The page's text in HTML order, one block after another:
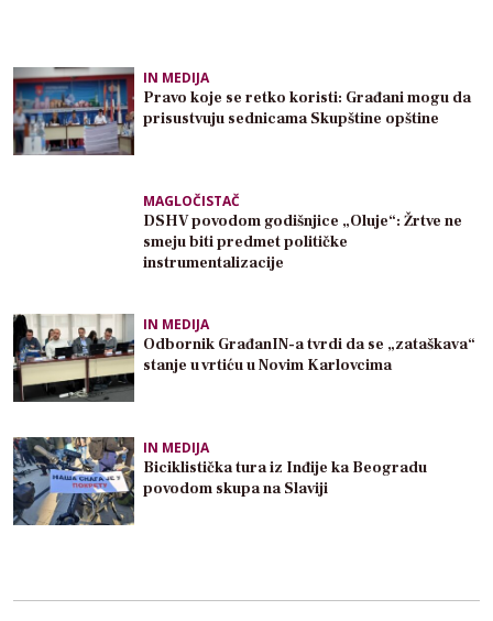
IN MEDIJA
Pravo koje se retko koristi: Građani mogu da
prisustvuju sednicama Skupštine opštine
MAGLOČISTAČ
DSHV povodom godišnjice „Oluje“: Žrtve ne
smeju biti predmet političke
instrumentalizacije
IN MEDIJA
Odbornik GrađanIN-a tvrdi da se „zataškava“
stanje u vrtiću u Novim Karlovcima
IN MEDIJA
Biciklistička tura iz Inđije ka Beogradu
povodom skupa na Slaviji